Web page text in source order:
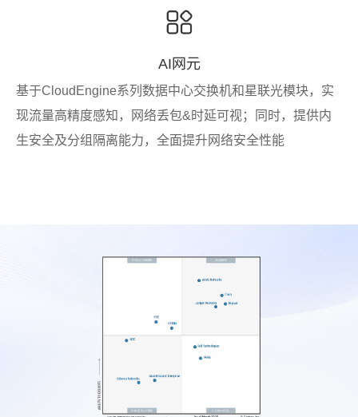
AI网元
基于CloudEngine系列数据中心交换机和星联光模块，实
现流量高精度感知，网络丢包&时延可视；同时，提供内
生安全及分组隔离能力，全面提升网络安全性能